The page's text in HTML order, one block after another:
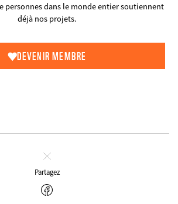
personnes dans le monde entier soutiennent
déjà nos projets.
DEVENIR MEMBRE
Fermer
Partagez
Facebook